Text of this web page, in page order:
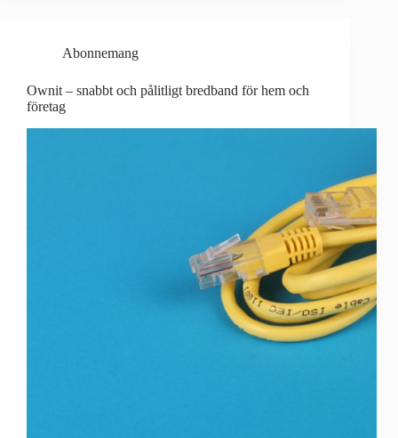
Abonnemang
Ownit – snabbt och pålitligt bredband för hem och
företag